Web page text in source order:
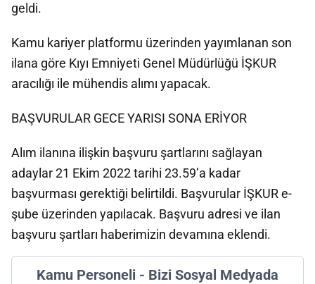
geldi.
Kamu kariyer platformu üzerinden yayımlanan son
ilana göre Kıyı Emniyeti Genel Müdürlüğü İŞKUR
aracılığı ile mühendis alımı yapacak.
BAŞVURULAR GECE YARISI SONA ERİYOR
Alım ilanına ilişkin başvuru şartlarını sağlayan
adaylar 21 Ekim 2022 tarihi 23.59’a kadar
başvurması gerektiği belirtildi. Başvurular İŞKUR e-
şube üzerinden yapılacak. Başvuru adresi ve ilan
başvuru şartları haberimizin devamına eklendi.
Kamu Personeli - Bizi Sosyal Medyada